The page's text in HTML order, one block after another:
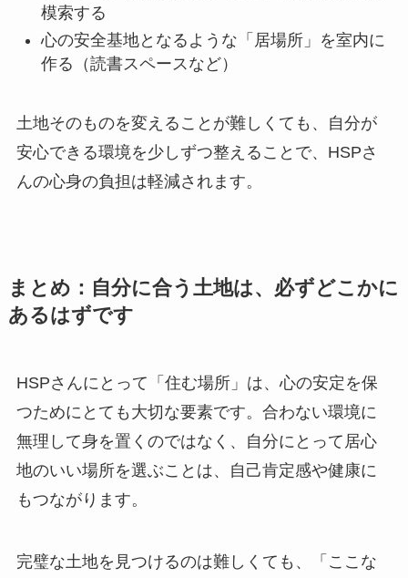
模索する
心の安全基地となるような「居場所」を室内に
作る（読書スペースなど）
土地そのものを変えることが難しくても、自分が
安心できる環境を少しずつ整えることで、HSPさ
んの心身の負担は軽減されます。
まとめ：自分に合う土地は、必ずどこかに
あるはずです
HSPさんにとって「住む場所」は、心の安定を保
つためにとても大切な要素です。合わない環境に
無理して身を置くのではなく、自分にとって居心
地のいい場所を選ぶことは、自己肯定感や健康に
もつながります。
完璧な土地を見つけるのは難しくても、「ここな